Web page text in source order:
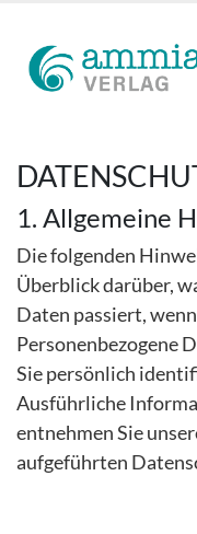
1. Allgemeine
Die folgenden
Überblick darüber,
Daten passiert,
Personenbezogene
Sie persönlich
Ausführliche
entnehmen Sie
aufgeführten